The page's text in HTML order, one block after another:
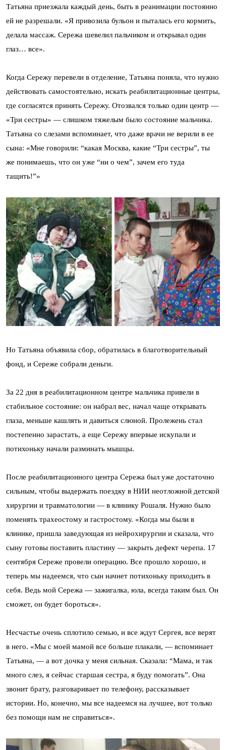
Татьяна приезжала каждый день, быть в реанимации постоянно
ей не разрешали. «Я привозила бульон и пыталась его кормить,
делала массаж. Сережа шевелил пальчиком и открывал один
глаз… все».
Когда Сережу перевели в отделение, Татьяна поняла, что нужно
действовать самостоятельно, искать реабилитационные центры,
где согласятся принять Сережу. Отозвался только один центр —
«Три сестры» — слишком тяжелым было состояние мальчика.
Татьяна со слезами вспоминает, что даже врачи не верили в ее
сына: «Мне говорили: “какая Москва, какие “Три сестры”, ты
же понимаешь, что он уже “ни о чем”, зачем его туда
тащить!”»
Но Татьяна объявила сбор, обратилась в благотворительный
фонд, и Сереже собрали деньги.
За 22 дня в реабилитационном центре мальчика привели в
стабильное состояние: он набрал вес, начал чаще открывать
глаза, меньше кашлять и давиться слюной. Пролежень стал
постепенно зарастать, а еще Сережу впервые искупали и
потихоньку начали разминать мышцы.
После реабилитационного центра Сережа был уже достаточно
сильным, чтобы выдержать поездку в НИИ неотложной детской
хирургии и травматологии — в клинику Рошаля. Нужно было
поменять трахеостому и гастростому. «Когда мы были в
клинике, пришла заведующая из нейрохирургии и сказала, что
сыну готовы поставить пластину — закрыть дефект черепа. 17
сентября Сереже провели операцию. Все прошло хорошо, и
теперь мы надеемся, что сын начнет потихоньку приходить в
себя. Ведь мой Сережа — зажигалка, юла, всегда таким был. Он
сможет, он будет бороться».
Несчастье очень сплотило семью, и все ждут Сергея, все верят
в него. «Мы с моей мамой все больше плакали, — вспоминает
Татьяна, — а вот дочка у меня сильная. Сказала: “Мама, и так
много слез, я сейчас старшая сестра, я буду помогать”. Она
звонит брату, разговаривает по телефону, рассказывает
истории. Но, конечно, мы все надеемся на лучшее, вот только
без помощи нам не справиться».